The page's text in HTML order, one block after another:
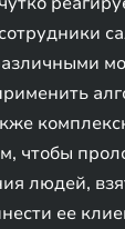
чтобы
людей,
ее